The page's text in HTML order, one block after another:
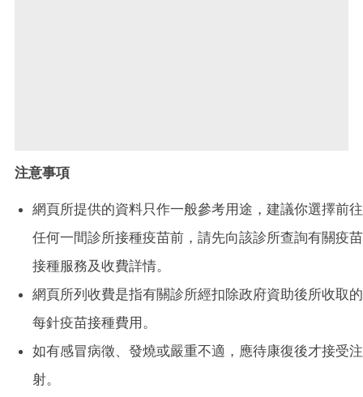
注意事項
網頁所提供的資料只作一般參考用途，建議你選擇前往
任何一間診所接種疫苗前，請先向該診所查詢有關疫苗
接種服務及收費詳情。
網頁所列收費是指有關診所經扣除政府資助後所收取的
每針疫苗接種費用。
如有感冒病徵、發燒或嚴重不適，應待康復後才接受注
射。